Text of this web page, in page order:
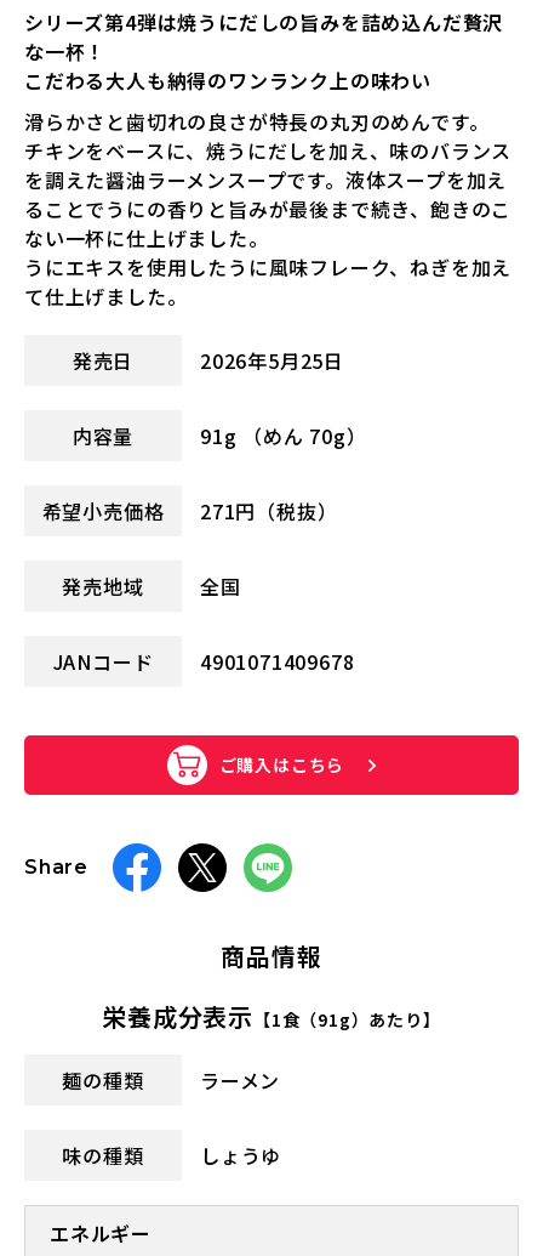
シリーズ第4弾は焼うにだしの旨みを詰め込んだ贅沢
な一杯！
こだわる大人も納得のワンランク上の味わい
滑らかさと歯切れの良さが特長の丸刃のめんです。
チキンをベースに、焼うにだしを加え、味のバランス
を調えた醤油ラーメンスープです。液体スープを加え
ることでうにの香りと旨みが最後まで続き、飽きのこ
ない一杯に仕上げました。
うにエキスを使用したうに風味フレーク、ねぎを加え
て仕上げました。
発売日 2026年5月25日
内容量 91g （めん 70g）
希望小売価格 271円（税抜）
発売地域 全国
JANコード 4901071409678
ご購入はこちら
Share
商品情報
栄養成分表示 【1食（91g）あたり】
麺の種類 ラーメン
味の種類 しょうゆ
エネルギー